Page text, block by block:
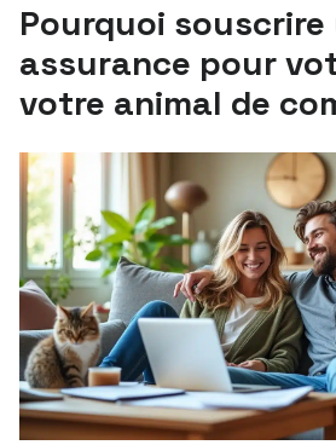
Pourquoi souscrire
assurance pour
votre animal de